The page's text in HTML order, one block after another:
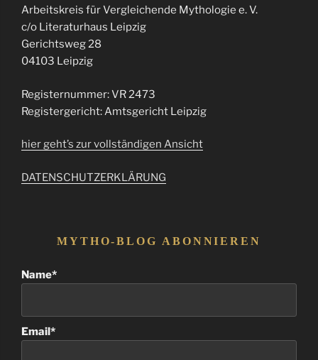
Arbeitskreis für Vergleichende Mythologie e. V.
c/o Literaturhaus Leipzig
Gerichtsweg 28
04103 Leipzig
Registernummer: VR 2473
Registergericht: Amtsgericht Leipzig
hier geht’s zur vollständigen Ansicht
DATENSCHUTZERKLÄRUNG
MYTHO-BLOG ABONNIEREN
Name*
Email*